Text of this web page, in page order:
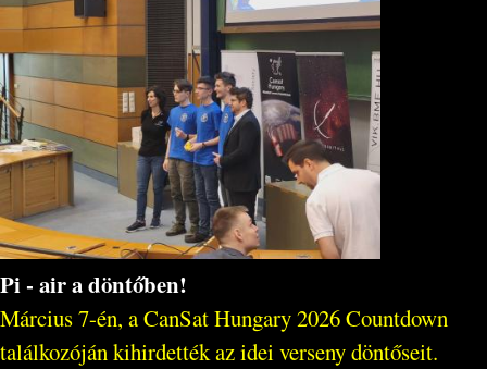
Pi - air a döntőben!
Március 7-én, a CanSat Hungary 2026 Countdown
találkozóján kihirdették az idei verseny döntőseit.